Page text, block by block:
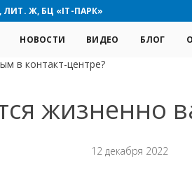
ЛИТ. Ж, БЦ «IT-ПАРК»
НОВОСТИ ВИДЕО БЛОГ
в контакт-центре?
жизненно
12 декабря 2022